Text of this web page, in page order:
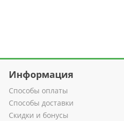
Информация
Способы оплаты
Способы доставки
Скидки и бонусы